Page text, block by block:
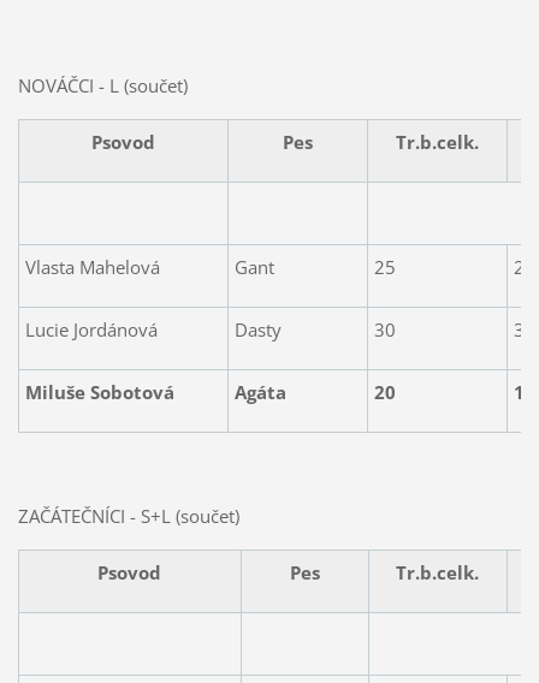
NOVÁČCI - L (součet)
Psovod Pes Tr.b.celk.
Vlasta Mahelová Gant 25 2.
Lucie Jordánová Dasty 30 3.
Miluše Sobotová Agáta 20 1.
ZAČÁTEČNÍCI - S+L (součet)
Psovod Pes Tr.b.celk.